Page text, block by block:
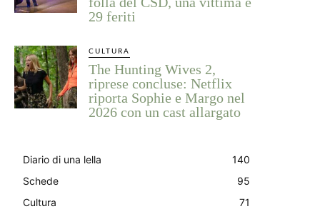
29 feriti
CULTURA
The Hunting Wives 2,
riprese concluse: Netflix
riporta Sophie e Margo nel
2026 con un cast allargato
Diario di una lella
140
Schede
95
Cultura
71